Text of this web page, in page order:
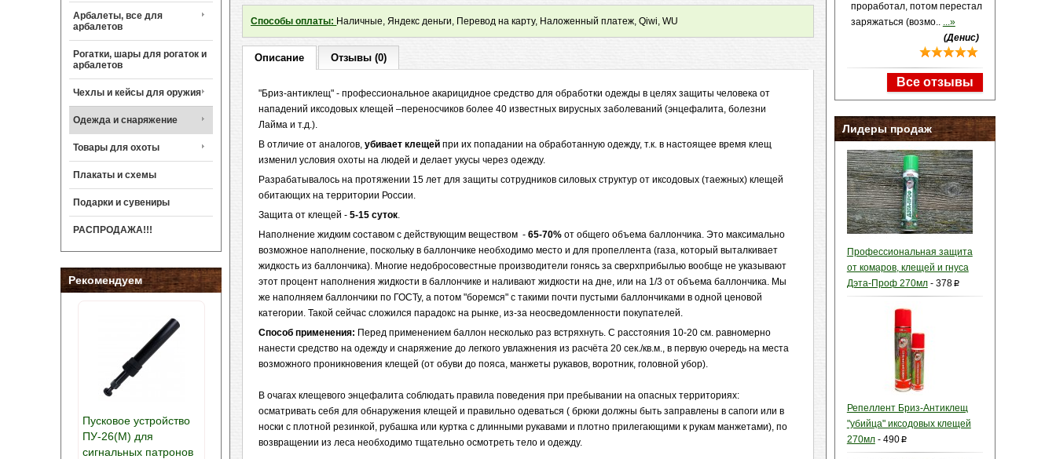
Арбалеты, все для
арбалетов
Рогатки, шары для рогаток и
арбалетов
Чехлы и кейсы для оружия
Одежда и снаряжение
Товары для охоты
Плакаты и схемы
Подарки и сувениры
РАСПРОДАЖА!!!
Рекомендуем
Пусковое устройство
ПУ-26(М) для
сигнальных патронов
проработал, потом перестал
заряжаться (возмо.. ...»
(Денис)
Все отзывы
Лидеры продаж
Профессиональная защита
от комаров, клещей и гнуса
Дэта-Проф 270мл- 378p
Репеллент Бриз-Антиклещ
"убийца" иксодовых клещей
270мл- 490p
Способы оплаты: Наличные, Яндекс деньги, Перевод на карту, Наложенный платеж, Qiwi, WU
Описание Отзывы (0)
"Бриз-антиклещ" - профессиональное акарицидное средство для обработки одежды в целях защиты человека от
нападений иксодовых клещей –переносчиков более 40 известных вирусных заболеваний (энцефалита, болезни
Лайма и т.д.).
В отличие от аналогов,убивает клещей при их попадании на обработанную одежду, т.к. в настоящее время клещ
изменил условия охоты на людей и делает укусы через одежду.
Разрабатывалось на протяжении 15 лет для защиты сотрудников силовых структур от иксодовых (таежных) клещей
обитающих на территории России.
Защита от клещей -5-15 суток.
Наполнение жидким составом с действующим веществом -65-70% от общего объема баллончика. Это максимально
возможное наполнение, поскольку в баллончике необходимо место и для пропеллента (газа, который выталкивает
жидкость из баллончика). Многие недобросовестные производители гонясь за сверхприбылью вообще не указывают
этот процент наполнения жидкости в баллончике и наливают жидкости на дне, или на 1/3 от объема баллончика. Мы
же наполняем баллончики по ГОСТу, а потом "боремся" с такими почти пустыми баллончиками в одной ценовой
категории. Такой сейчас сложился парадокс на рынке, из-за неосведомленности покупателей.
Способ применения: Перед применением баллон несколько раз встряхнуть. С расстояния 10-20 см. равномерно
нанести средство на одежду и снаряжение до легкого увлажнения из расчёта 20 сек./кв.м., в первую очередь на места
возможного проникновения клещей (от обуви до пояса, манжеты рукавов, воротник, головной убор).
В очагах клещевого энцефалита соблюдать правила поведения при пребывании на опасных территориях:
осматривать себя для обнаружения клещей и правильно одеваться ( брюки должны быть заправлены в сапоги или в
носки с плотной резинкой, рубашка или куртка с длинными рукавами и плотно прилегающими к рукам манжетами), по
возвращении из леса необходимо тщательно осмотреть тело и одежду.